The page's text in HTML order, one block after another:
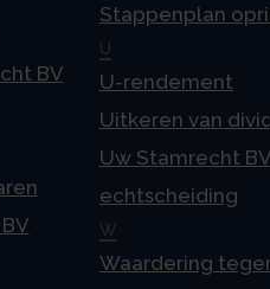
BV
Stappenplan
U
U-rendement
Uitkeren van
Uw Stamrecht
echtscheiding
W
Waardering